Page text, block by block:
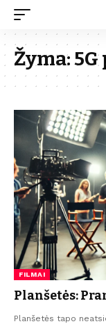
Žyma:5G
FILMAI
Planšetės:
Planšetės tapo